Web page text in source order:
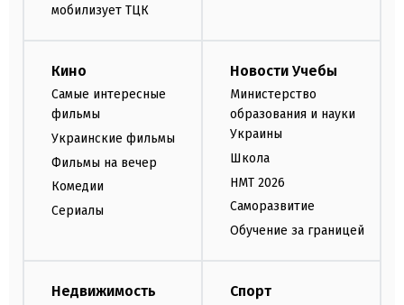
мобилизует ТЦК
Кино
Самые интересные
фильмы
Украинские фильмы
Фильмы на вечер
Комедии
Сериалы
Новости Учебы
Министерство
образования и науки
Украины
Школа
НМТ 2026
Саморазвитие
Обучение за границей
Недвижимость Спорт